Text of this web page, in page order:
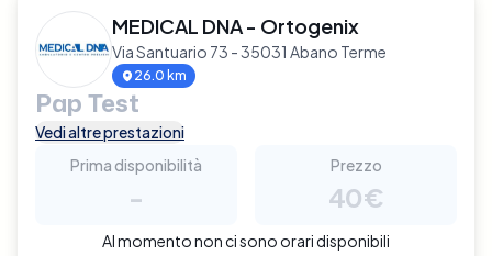
MEDICAL DNA - Ortogenix
Via Santuario 73 - 35031 Abano Terme
26.0 km
Pap Test
Vedi altre prestazioni
Prima disponibilità
-
Prezzo
40€
Al momento non ci sono orari disponibili